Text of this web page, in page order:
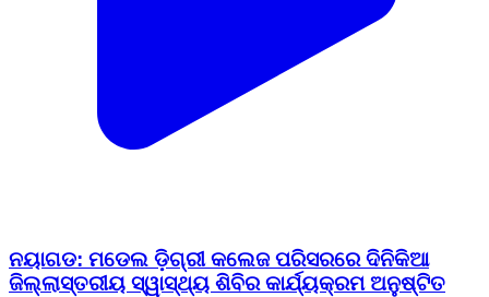
ନୟାଗଡ: ମଡେଲ ଡ଼ିଗ୍ରୀ କଲେଜ ପରିସରରେ ଦିନିକିଆ
ଜିଲ୍ଲାସ୍ତରୀୟ ସ୍ୱାସ୍ଥ୍ୟ ଶିବିର କାର୍ଯ୍ୟକ୍ରମ ଅନୁଷ୍ଟିତ